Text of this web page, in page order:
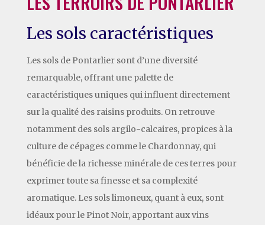
Les sols caractéristiques
Les sols de Pontarlier sont d’une diversité
remarquable, offrant une palette de
caractéristiques uniques qui influent directement
sur la qualité des raisins produits. On retrouve
notamment des sols argilo-calcaires, propices à la
culture de cépages comme le Chardonnay, qui
bénéficie de la richesse minérale de ces terres pour
exprimer toute sa finesse et sa complexité
aromatique. Les sols limoneux, quant à eux, sont
idéaux pour le Pinot Noir, apportant aux vins